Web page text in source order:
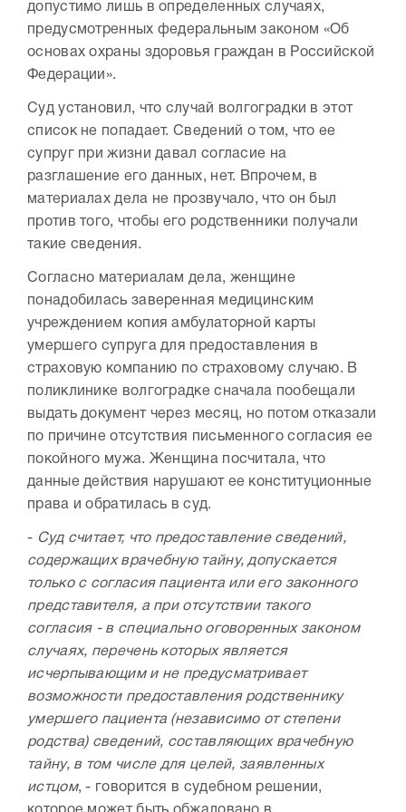
допустимо лишь в определенных случаях,
предусмотренных федеральным законом «Об
основах охраны здоровья граждан в Российской
Федерации».
Суд установил, что случай волгоградки в этот
список не попадает. Сведений о том, что ее
супруг при жизни давал согласие на
разглашение его данных, нет. Впрочем, в
материалах дела не прозвучало, что он был
против того, чтобы его родственники получали
такие сведения.
Согласно материалам дела, женщине
понадобилась заверенная медицинским
учреждением копия амбулаторной карты
умершего супруга для предоставления в
страховую компанию по страховому случаю. В
поликлинике волгоградке сначала пообещали
выдать документ через месяц, но потом отказали
по причине отсутствия письменного согласия ее
покойного мужа. Женщина посчитала, что
данные действия нарушают ее конституционные
права и обратилась в суд.
- Суд считает, что предоставление сведений,
содержащих врачебную тайну, допускается
только с согласия пациента или его законного
представителя, а при отсутствии такого
согласия - в специально оговоренных законом
случаях, перечень которых является
исчерпывающим и не предусматривает
возможности предоставления родственнику
умершего пациента (независимо от степени
родства) сведений, составляющих врачебную
тайну, в том числе для целей, заявленных
истцом, - говорится в судебном решении,